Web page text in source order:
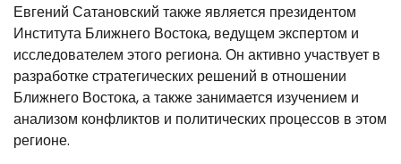
Евгений Сатановский также является президентом
Института Ближнего Востока, ведущем экспертом и
исследователем этого региона. Он активно участвует в
разработке стратегических решений в отношении
Ближнего Востока, а также занимается изучением и
анализом конфликтов и политических процессов в этом
регионе.